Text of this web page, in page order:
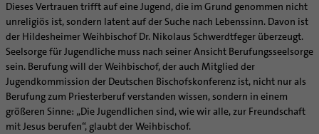
Kategoriale und Diakonale Seelsorge
Notfall
Polizei- und Feuerwehr
Schule
Gefängnisseelsorge
Segensorte
Coaching
Aufbrüche in der Kirche
Ehrenamtliche
KirchenZeitung online
Verwaltungsbeauftragte / Verwaltungsleitungen in
Pfarrgemeinden
Dieses Vertrauen trifft auf eine Jugend, die im Grund genommen nicht
unreligiös ist, sondern latent auf der Suche nach Lebenssinn. Davon ist
der Hildesheimer Weihbischof Dr. Nikolaus Schwerdtfeger überzeugt.
Seelsorge für Jugendliche muss nach seiner Ansicht Berufungsseelsorge
sein. Berufung will der Weihbischof, der auch Mitglied der
Jugendkommission der Deutschen Bischofskonferenz ist, nicht nur als
Berufung zum Priesterberuf verstanden wissen, sondern in einem
größeren Sinne: „Die Jugendlichen sind, wie wir alle, zur Freundschaft
mit Jesus berufen“, glaubt der Weihbischof.